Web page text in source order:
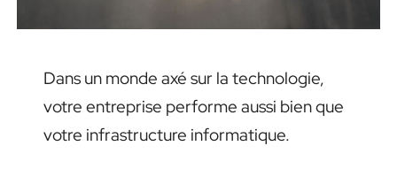
Dans un monde axé sur la technologie,
votre entreprise performe aussi bien que
votre infrastructure informatique.